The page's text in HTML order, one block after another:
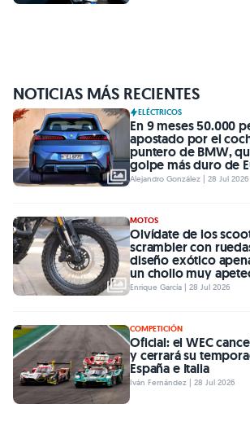
NOTICIAS MÁS RECIENTES
ELÉCTRICOS
En 9 meses 50.000
apostado por el
puntero de BMW,
golpe más duro de
Alejandro González | 28 Jul 2026
MOTOS
Olvídate de los
scrambler con
diseño exótico
un chollo muy
Enrique García | 28 Jul 2026
COMPETICIÓN
Oficial: el WEC
y cerrará su
España e Italia
Iván Fernández | 28 Jul 2026